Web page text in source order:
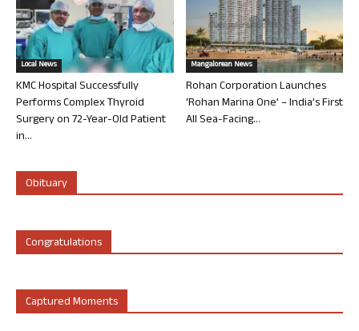
Local News
KMC Hospital Successfully
Performs Complex Thyroid
Surgery on 72-Year-Old Patient
in...
Mangalorean News
Rohan Corporation Launches
‘Rohan Marina One’ – India’s First
All Sea-Facing...
Obituary
Congratulations
Captured Moments